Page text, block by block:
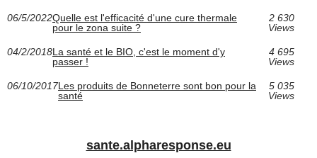
06/5/2022Quelle est l'efficacité d'une cure thermale
pour le zona suite ?
2 630
Views
04/2/2018La santé et le BIO, c'est le moment d'y
passer !
4 695
Views
06/10/2017Les produits de Bonneterre sont bon pour la
santé
5 035
Views
sante.alpharesponse.eu